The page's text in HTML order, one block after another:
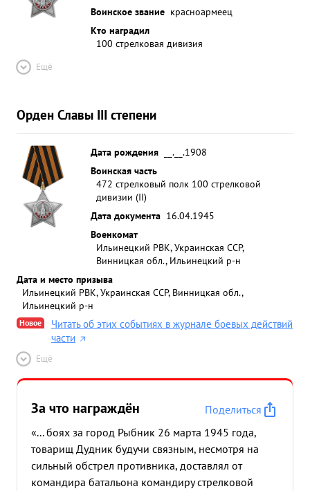
Воинское звание красноармеец
Кто наградил
100 стрелковая дивизия
Ещё
Орден Славы III степени
Дата рождения
__.__.1908
Воинская часть
472 стрелковый полк 100 стрелковой
дивизии (II)
Дата документа 16.04.1945
Военкомат
Ильинецкий РВК, Украинская ССР,
Винницкая обл., Ильинецкий р-н
Дата и место призыва
Ильинецкий РВК, Украинская ССР, Винницкая обл.,
Ильинецкий р-н
Новое
Читать об этих событиях в журнале боевых действий
части
Ещё
За что награждён
Поделиться
«... боях за город Рыбник 26 марта 1945 года,
товарищ Дудник будучи связным, несмотря на
сильный обстрел противника, доставлял от
командира батальона командиру стрелковой